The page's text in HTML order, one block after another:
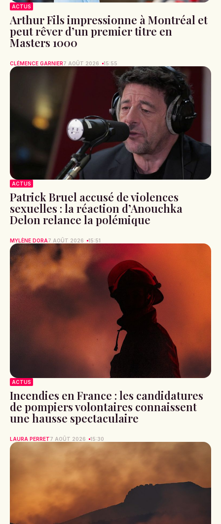
ACTUS
Arthur Fils impressionne à Montréal et
peut rêver d’un premier titre en
Masters 1000
CLÉMENCE GARNIER7 AOÛT 2026 15:55
ACTUS
Patrick Bruel accusé de violences
sexuelles : la réaction d’Anouchka
Delon relance la polémique
MYLÈNE DORA7 AOÛT 2026 15:51
ACTUS
Incendies en France : les candidatures
de pompiers volontaires connaissent
une hausse spectaculaire
LAURA PERRET7 AOÛT 2026 15:30